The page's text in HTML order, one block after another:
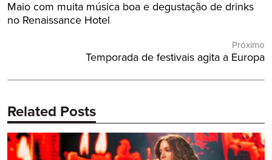
Post
Post
Anterior:
Maio com muita música boa e degustação de drinks
no Renaissance Hotel
Próximo
Próximo
Temporada de festivais agita a Europa
Related Posts